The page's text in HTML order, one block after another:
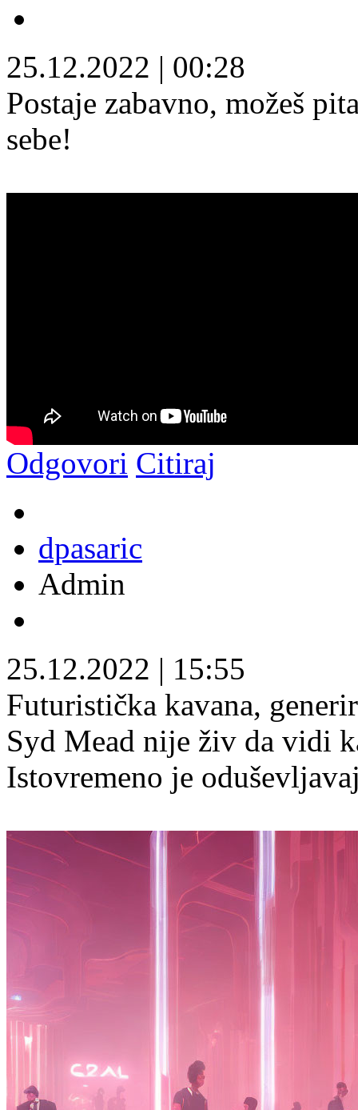
25.12.2022 | 00:28
Postaje zabavno, možeš
sebe!
Odgovori Citiraj
dpasaric
Admin
25.12.2022 | 15:55
Futuristička kavana,
Syd Mead nije živ da vidi
Istovremeno je